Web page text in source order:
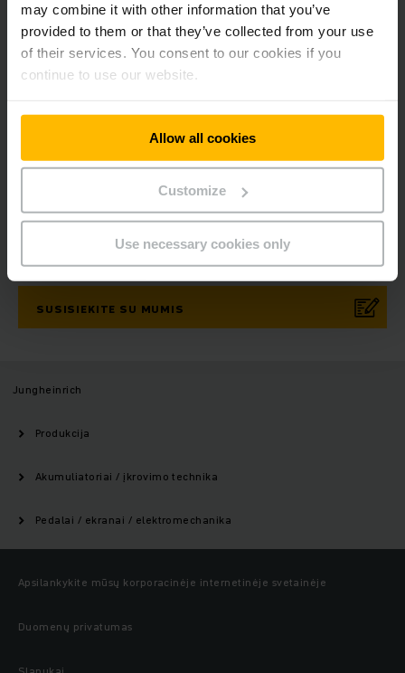
may combine it with other information that you’ve
provided to them or that they’ve collected from your use
of their services. You consent to our cookies if you
continue to use our website.
Allow all cookies
Customize
Use necessary cookies only
Naujienlaiškis
PRISIREGISTRUOTI
Ar turite klausimų?
SUSISIEKITE SU MUMIS
Jungheinrich
Produkcija
Akumuliatoriai / įkrovimo technika
Pedalai / ekranai / elektromechanika
Apsilankykite mūsų korporacinėje internetinėje svetainėje
Duomenų privatumas